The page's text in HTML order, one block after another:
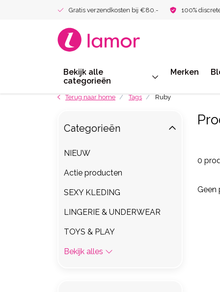
Gratis verzendkosten bij €80.- 100%
Bekijk alle
categorieën
Merken
Terug naar home Tags Ruby
0
Geen
Categorieën
NIEUW
Actie producten
SEXY KLEDING
LINGERIE & UNDERWEAR
TOYS & PLAY
Bekijk alles